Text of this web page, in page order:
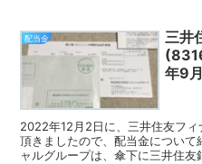
配当金
三井
年9月
2022年12月2日に、三井住友フ
頂きましたので、配当金につい
ャルグループは、傘下に三井住